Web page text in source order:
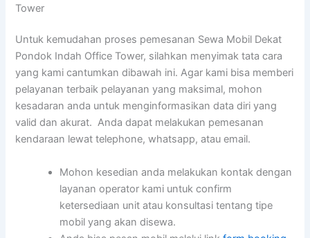
Tower
Untuk kemudahan proses pemesanan Sewa Mobil Dekat
Pondok Indah Office Tower, silahkan menyimak tata cara
yang kami cantumkan dibawah ini. Agar kami bisa memberi
pelayanan terbaik pelayanan yang maksimal, mohon
kesadaran anda untuk menginformasikan data diri yang
valid dan akurat. Anda dapat melakukan pemesanan
kendaraan lewat telephone, whatsapp, atau email.
Mohon kesedian anda melakukan kontak dengan
layanan operator kami untuk confirm
ketersediaan unit atau konsultasi tentang tipe
mobil yang akan disewa.